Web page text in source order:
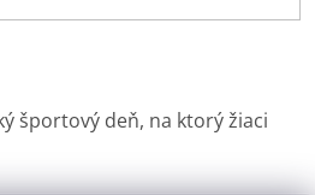
športový deň, na ktorý žiaci